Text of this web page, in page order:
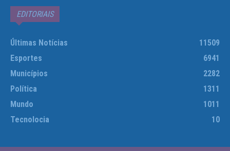
EDITORIAIS
Últimas Notícias
11509
Esportes
6941
Municípios
2282
Política
1311
Mundo
1011
Tecnolocia
10